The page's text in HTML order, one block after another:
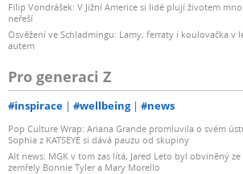
Filip Vondrášek: V Jižní Americe si lidé plují životem
neřeší
Osvěžení ve Schladmingu: Lamy, ferraty i koulovačka v
autem
Pro generaci Z
#inspirace #wellbeing #news
Pop Culture Wrap: Ariana Grande promluvila o svém
Sophia z KATSEYE si dává pauzu od skupiny
Alt news: MGK v tom zas lítá, Jared Leto byl obviněný
zemřely Bonnie Tyler a Mary Morello